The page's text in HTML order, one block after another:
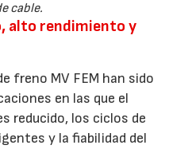
cable.
alto rendimiento y
freno MV FEM han sido
en las que el
reducido, los ciclos de
y la fiabilidad del